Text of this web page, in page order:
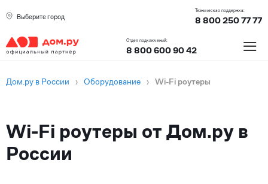
Выберите город
Техническая поддержка:
8 800 250 77 77
Отдел подключений:
8 800 600 90 42 ≡
Дом.ру в России › Оборудование › Wi-Fi роутеры
Wi-Fi роутеры от Дом.ру в
России